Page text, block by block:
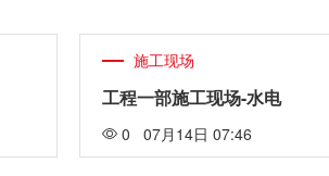
施工现场
工程一部施工现场-水电
0 07月14日 07:46